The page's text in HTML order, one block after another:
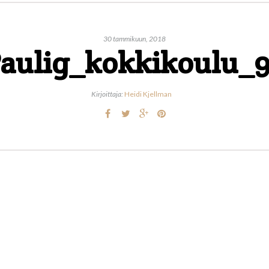
30 tammikuun, 2018
Kirjoittaja: Heidi Kjellman